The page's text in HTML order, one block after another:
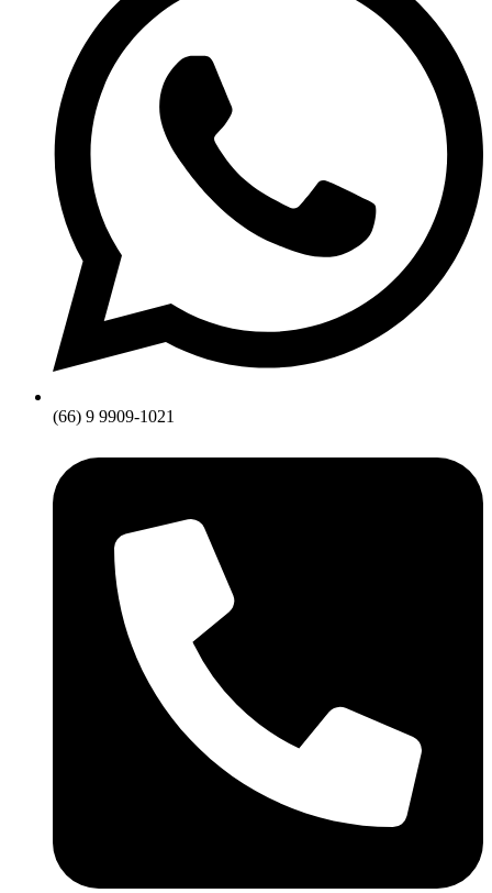
(66) 9 9909-1021